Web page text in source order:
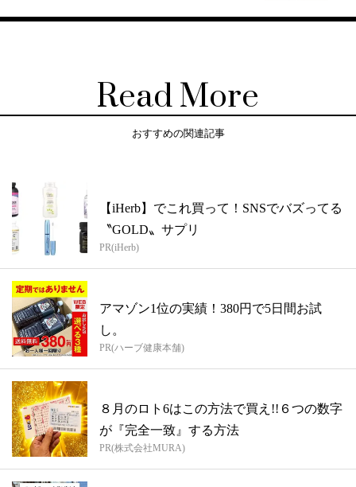
Read More
おすすめの関連記事
【iHerb】でこれ買って！SNSでバズってる
〝GOLD〟サプリ
PR(iHerb)
アマゾン1位の実績！380円で5日間お試
し。
PR(ハーブ健康本舗)
８月のロト6はこの方法で買え!!６つの数字
が『完全一致』する方法
PR(株式会社MURA)